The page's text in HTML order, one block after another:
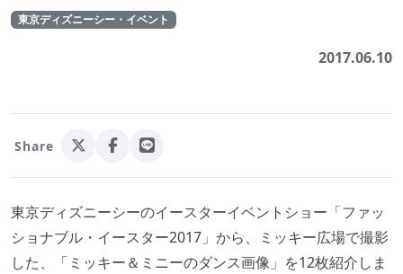
東京ディズニーシー・イベント
2017.06.10
Share
東京ディズニーシーのイースターイベントショー「ファッ
ショナブル・イースター2017」から、ミッキー広場で撮影
した、「ミッキー＆ミニーのダンス画像」を12枚紹介しま